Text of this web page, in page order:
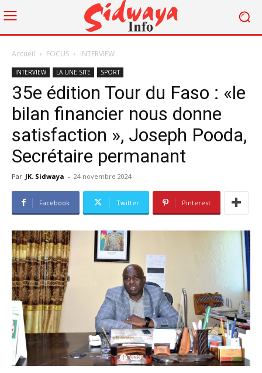
Accueil FOCUS INTERVIEW
INTERVIEW LA UNE SITE SPORT
35e édition Tour du Faso : «le
bilan financier nous donne
satisfaction », Joseph Pooda,
Secrétaire permanant
Par JK. Sidwaya - 24 novembre 2024
Facebook Twitter Pinterest